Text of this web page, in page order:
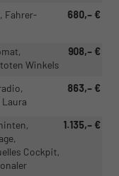
680,– €
Fahrer-
908,– €
Winkels
863,– €
1.135,– €
Cockpit,